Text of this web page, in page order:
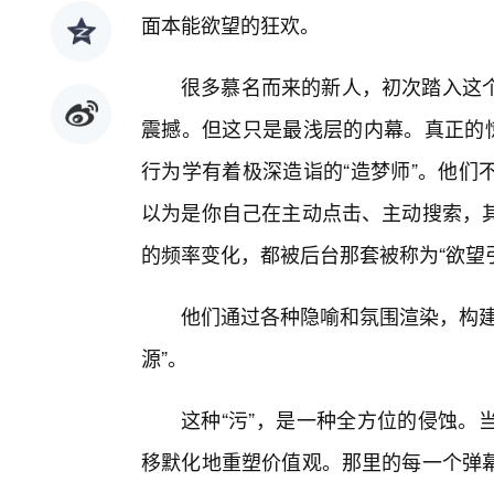
面本能欲望的狂欢。
很多慕名而来的新人，初次踏入这
震撼。但这只是最浅层的内幕。真正
行为学有着极深造诣的“造梦师”。他
以为是你自己在主动点击、主动搜索
的频率变化，都被后台那套被称为“欲
他们通过各种隐喻和氛围渲染，构
源”。
这种“污”，是一种全方位的侵蚀
移默化地重塑价值观。那里的每一个